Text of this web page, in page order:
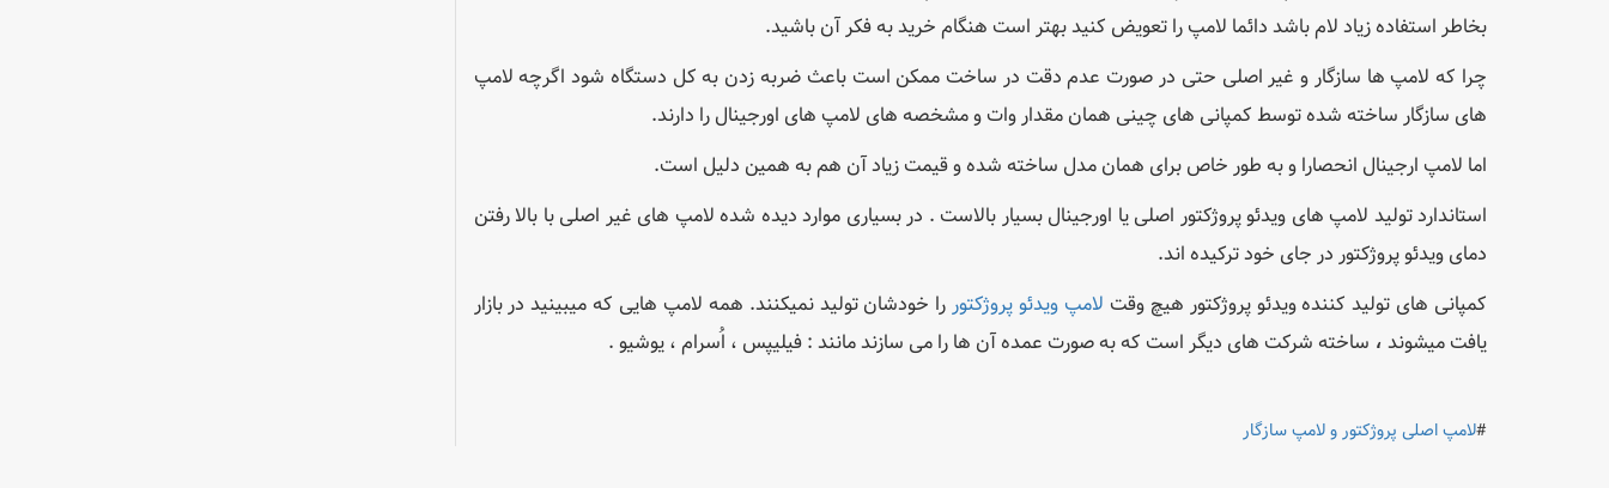
بخاطر استفاده زیاد لام باشد دائما لامپ را تعویض کنید بهتر است هنگام خرید به فکر آن باشید.
چرا که لامپ ها سازگار و غیر اصلی حتی در صورت عدم دقت در ساخت ممکن است باعث ضربه زدن به کل دستگاه شود اگرچه لامپ
های سازگار ساخته شده توسط کمپانی های چینی همان مقدار وات و مشخصه های لامپ های اورجینال را دارند.
اما لامپ ارجینال انحصارا و به طور خاص برای همان مدل ساخته شده و قیمت زیاد آن هم به همین دلیل است.
استاندارد تولید لامپ های ویدئو پروژکتور اصلی یا اورجینال بسیار بالاست . در بسیاری موارد دیده شده لامپ های غیر اصلی با بالا رفتن
دمای ویدئو پروژکتور در جای خود ترکیده اند.
کمپانی های تولید کننده ویدئو پروژکتور هیچ وقت لامپ ویدئو پروژکتوررا خودشان تولید نمیکنند. همه لامپ هایی که میبینید در بازار
یافت میشوند ، ساخته شرکت های دیگر است که به صورت عمده آن ها را می سازند مانند : فیلیپس ، اُسرام ، یوشیو .
لامپ اصلی پروژکتور و لامپ سازگار